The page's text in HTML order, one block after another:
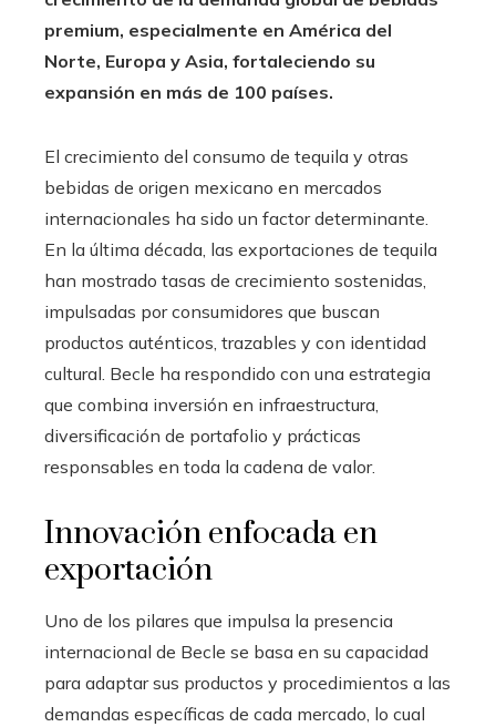
premium, especialmente en América del
Norte, Europa y Asia, fortaleciendo su
expansión en más de 100 países.
El crecimiento del consumo de tequila y otras
bebidas de origen mexicano en mercados
internacionales ha sido un factor determinante.
En la última década, las exportaciones de tequila
han mostrado tasas de crecimiento sostenidas,
impulsadas por consumidores que buscan
productos auténticos, trazables y con identidad
cultural. Becle ha respondido con una estrategia
que combina inversión en infraestructura,
diversificación de portafolio y prácticas
responsables en toda la cadena de valor.
Innovación enfocada en
exportación
Uno de los pilares que impulsa la presencia
internacional de Becle se basa en su capacidad
para adaptar sus productos y procedimientos a las
demandas específicas de cada mercado, lo cual